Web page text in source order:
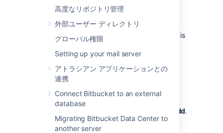
高度なリポジトリ管理
外部ユーザー ディレクトリ
グローバル権限
Setting up your mail server
アトラシアン アプリケーションとの
連携
Connect Bitbucket to an external
database
Migrating Bitbucket Data Center to
another server
Repository admins can add, edit, and delete
shortcuts from the sidebar of a
Bitbucket Data Center
A shortcut is
a link to a site outside of
From within a repository, open the
SelectAdd shortcut.
Add.
To delete or edit an existing shortcut link